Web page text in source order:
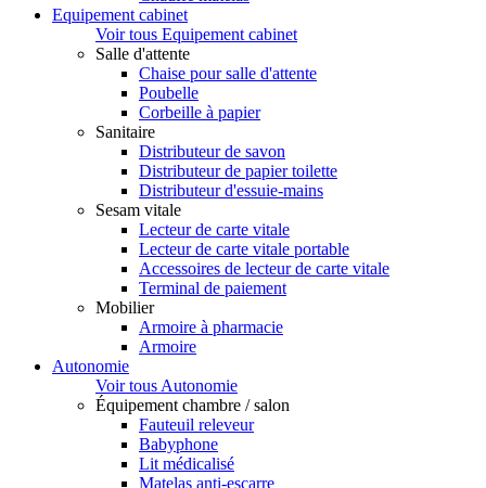
Equipement cabinet
Voir tous Equipement cabinet
Salle d'attente
Chaise pour salle d'attente
Poubelle
Corbeille à papier
Sanitaire
Distributeur de savon
Distributeur de papier toilette
Distributeur d'essuie-mains
Sesam vitale
Lecteur de carte vitale
Lecteur de carte vitale portable
Accessoires de lecteur de carte vitale
Terminal de paiement
Mobilier
Armoire à pharmacie
Armoire
Autonomie
Voir tous Autonomie
Équipement chambre / salon
Fauteuil releveur
Babyphone
Lit médicalisé
Matelas anti-escarre